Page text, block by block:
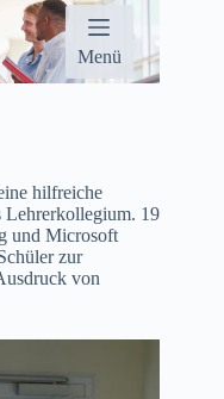
Menü
hilfreiche
Lehrerkollegium. 19
und Microsoft
zur
von